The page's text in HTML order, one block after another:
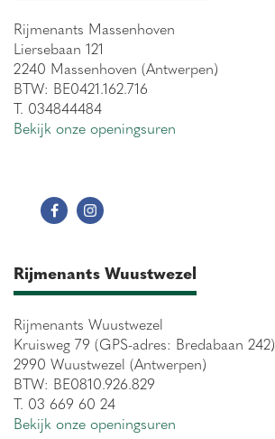
Rijmenants Massenhoven
Liersebaan 121
2240 Massenhoven (Antwerpen)
BTW: BE0421.162.716
T. 034844484
Bekijk onze openingsuren
Rijmenants Wuustwezel
Rijmenants Wuustwezel
Kruisweg 79 (GPS-adres: Bredabaan 242)
2990 Wuustwezel (Antwerpen)
BTW: BE0810.926.829
T. 03 669 60 24
Bekijk onze openingsuren